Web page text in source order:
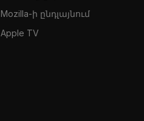
Mozilla-ի ընդլայնում
Apple TV